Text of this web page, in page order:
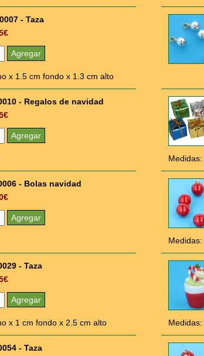
- Taza
x 1.5 cm fondo x 1.3 cm alto
- Regalos de navidad
- Bolas navidad
- Taza
x 1 cm fondo x 2.5 cm alto
- Taza